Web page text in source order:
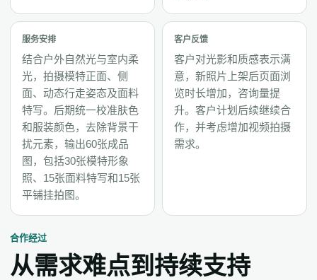
服务安排
结合户外自然光与室内柔
光，拍摄模特正面、侧
面、动态行走姿态及面料
特写。后期统一校准肤色
和服装颜色，去除背景干
扰元素，输出60张成品
图，包括30张模特形象
照、15张面料特写和15张
平铺挂拍图。
客户反馈
客户对光影和质感表示满
意，新照片上架后页面浏
览时长增加，咨询量提
升。客户计划后续继续合
作，并考虑增加视频拍摄
需求。
合作经过
从需求难点到持续支持